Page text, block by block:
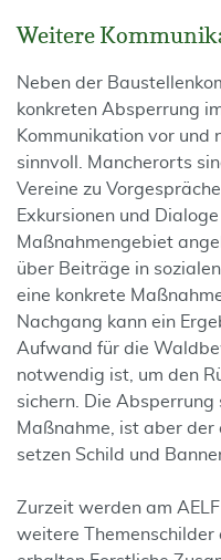
Weitere
Neben der
konkreten Absperrung
Kommunikation vor und
sinnvoll. Mancherorts
Vereine zu
Exkursionen und
Maßnahmengebiet
über Beiträge in
eine konkrete
Nachgang kann ein
Aufwand für die
notwendig ist, um den
sichern. Die
Maßnahme, ist aber der
setzen Schild und
Zurzeit werden am
weitere